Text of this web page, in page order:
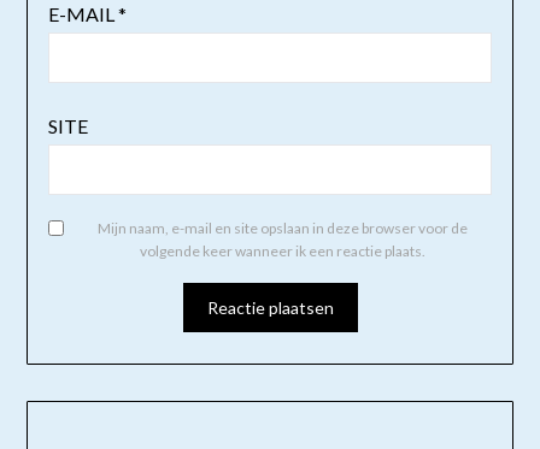
E-MAIL*
SITE
Mijn naam, e-mail en site opslaan in deze browser voor de
volgende keer wanneer ik een reactie plaats.